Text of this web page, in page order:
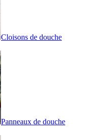
Cloisons de douche
Panneaux de douche